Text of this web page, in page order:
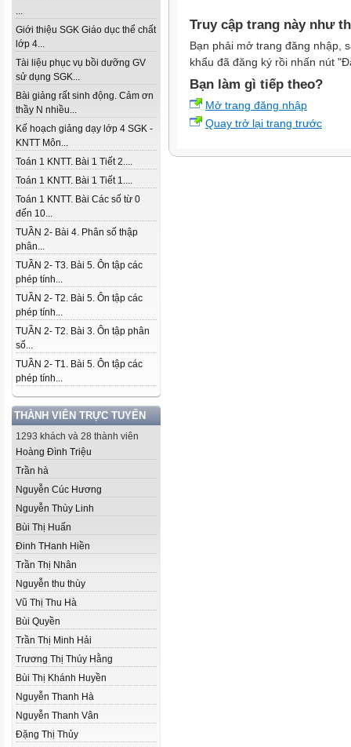
...
Giới thiệu SGK Giáo dục thể chất
lớp 4...
Tài liệu phục vụ bồi dưỡng GV
sử dụng SGK...
Bài giảng rất sinh động. Cảm ơn
thầy N nhiều...
Kế hoạch giảng dạy lớp 4 SGK -
KNTT Môn...
Toán 1 KNTT. Bài 1 Tiết 2....
Toán 1 KNTT. Bài 1 Tiết 1....
Toán 1 KNTT. Bài Các số từ 0
đến 10...
TUẦN 2- Bài 4. Phân số thập
phân...
TUẦN 2- T3. Bài 5. Ôn tập các
phép tính...
TUẦN 2- T2. Bài 5. Ôn tập các
phép tính...
TUẦN 2- T2. Bài 3. Ôn tập phân
số...
TUẦN 2- T1. Bài 5. Ôn tập các
phép tính...
THÀNH VIÊN TRỰC TUYẾN
1293 khách và 28 thành viên
Hoàng Đình Triệu
Trần hà
Nguyễn Cúc Hương
Nguyễn Thùy Linh
Bùi Thị Huấn
Đinh THanh Hiền
Trần Thị Nhân
Nguyễn thu thùy
Vũ Thị Thu Hà
Bùi Quyền
Trần Thị Minh Hải
Trương Thị Thúy Hằng
Bùi Thị Khánh Huyền
Nguyễn Thanh Hà
Nguyễn Thanh Vân
Đặng Thị Thủy
Truy cập trang này như
Bạn phải mở trang đăng nhập,
khẩu đã đăng ký rồi nhấn nút
Bạn làm gì tiếp theo?
Mở trang đăng nhập
Quay trở lại trang trước